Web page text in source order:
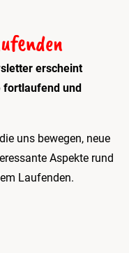
erscheint
fortlaufend und
uns bewegen, neue
Aspekte rund
Laufenden.